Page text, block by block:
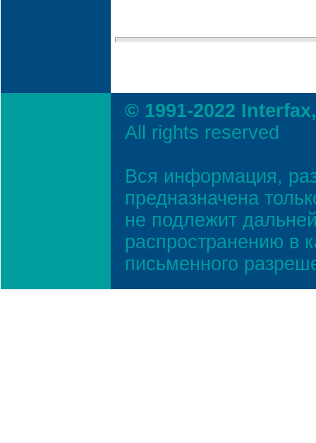
© 1991-2022
All rights reserved
Вся информация,
предназначена
не подлежит
распространению в
письменного